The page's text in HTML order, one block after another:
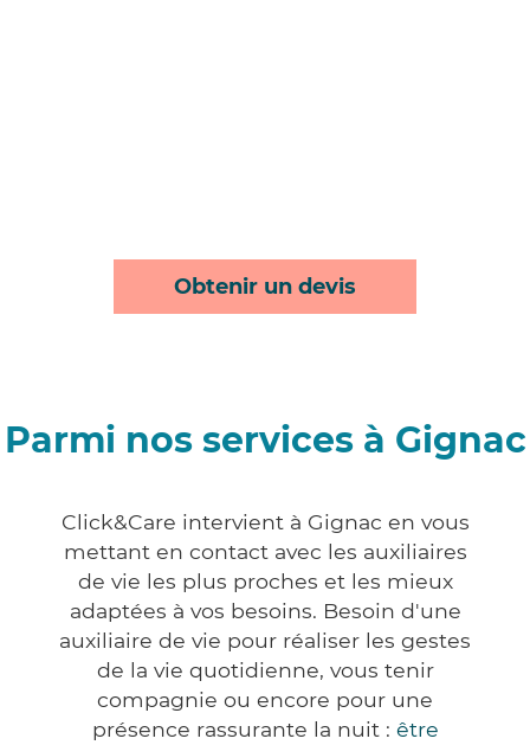
Obtenir un devis
Parmi nos services à Gignac
Click&Care intervient à Gignac en vous
mettant en contact avec les auxiliaires
de vie les plus proches et les mieux
adaptées à vos besoins. Besoin d'une
auxiliaire de vie pour réaliser les gestes
de la vie quotidienne, vous tenir
compagnie ou encore pour une
présence rassurante la nuit : être